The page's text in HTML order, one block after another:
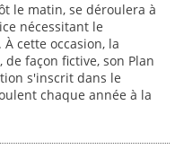
le matin, se déroulera à
nécessitant le
cette occasion, la
façon fictive, son Plan
s'inscrit dans le
chaque année à la